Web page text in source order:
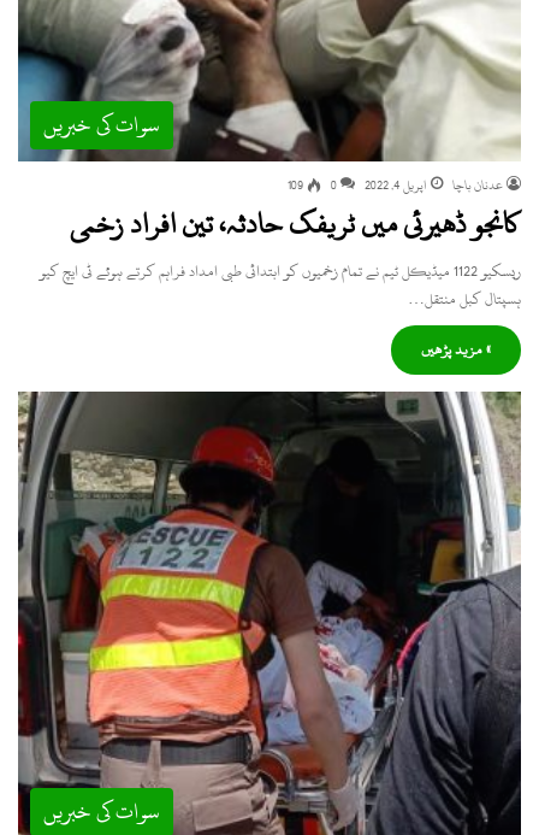
سوات کی خبریں
عدنان باچا اپریل 4, 2022 0
109
کانجو ڈھیرئی میں ٹریفک حادثہ، تین افراد زخمی
ریسکیو 1122 میڈیکل ٹیم نے تمام زخمیوں کو ابتدائی طبی امداد فراہم کرتے ہوئے ٹی ایچ کیو
ہسپتال کبل منتقل…
» مزید پڑھیں
سوات کی خبریں